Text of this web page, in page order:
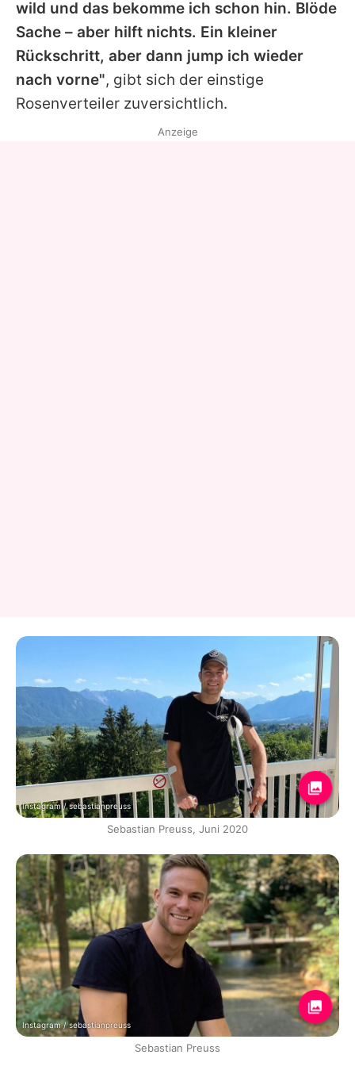
wild und das bekomme ich schon hin. Blöde
Sache – aber hilft nichts. Ein kleiner
Rückschritt, aber dann jump ich wieder
nach vorne", gibt sich der einstige
Rosenverteiler zuversichtlich.
Anzeige
Instagram / sebastianpreuss
Sebastian Preuss, Juni 2020
Instagram / sebastianpreuss
Sebastian Preuss